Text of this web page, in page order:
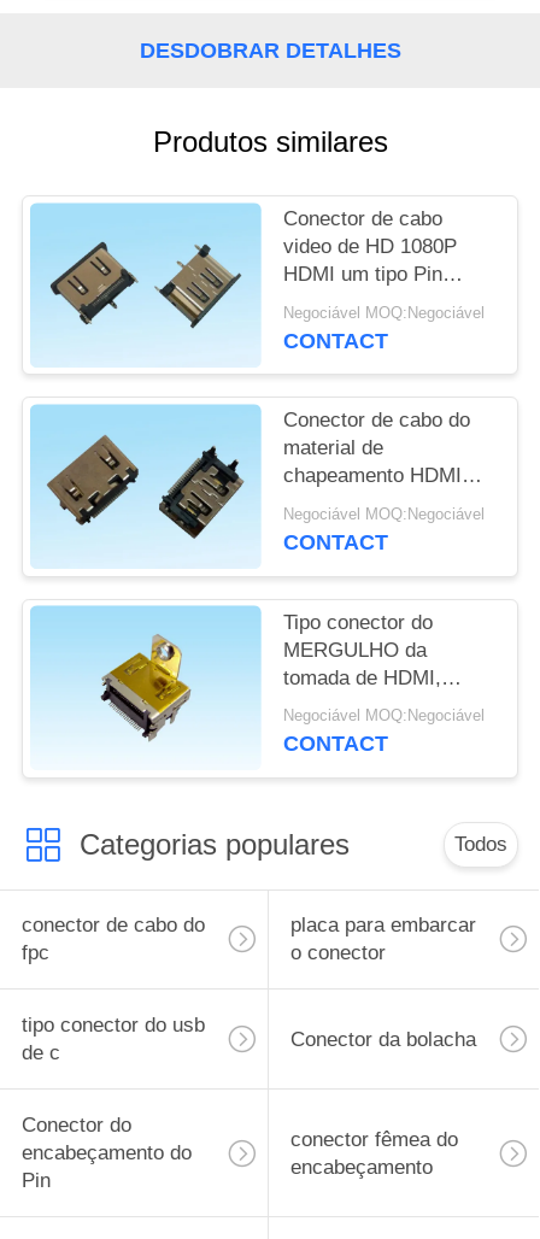
SITE
PRIVACY
POLICY
DESDOBRAR DETALHES
Produtos similares
Conector de cabo
video de HD 1080P
HDMI um tipo Pin
vertical SMD SMT da
fêmea 19
Negociável MOQ:Negociável
CONTACT
Conector de cabo do
material de
chapeamento HDMI
curto um tipo Pin do
mergulho 19 em umas
Negociável MOQ:Negociável
CONTACT
Tipo conector do
MERGULHO da
tomada de HDMI,
conector fêmea de
HDMI no gravador de
Negociável MOQ:Negociável
CONTACT
Categorias populares Todos
conector de cabo do
fpc
placa para embarcar
o conector
tipo conector do usb
de c
Conector da bolacha
Conector do
encabeçamento do
Pin
conector fêmea do
encabeçamento